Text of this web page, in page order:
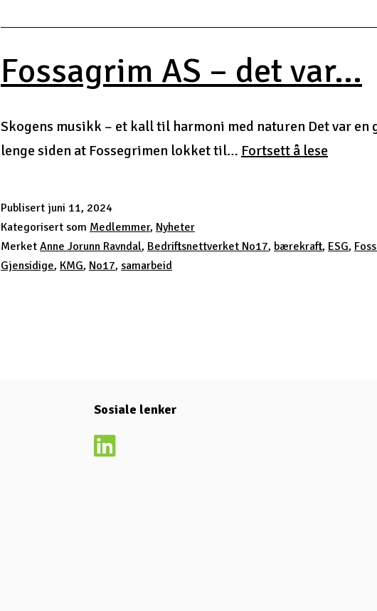
Fossagrim AS – det var...
Skogens musikk – et kall til harmoni med naturen Det var en
lenge siden at Fossegrimen lokket til… Fortsett å lese
var…
Publisert juni 11, 2024
Kategorisert som Medlemmer, Nyheter
Merket Anne Jorunn Ravndal, Bedriftsnettverket No17, bærekraft, ESG,
Gjensidige, KMG, No17, samarbeid
Sosiale lenker